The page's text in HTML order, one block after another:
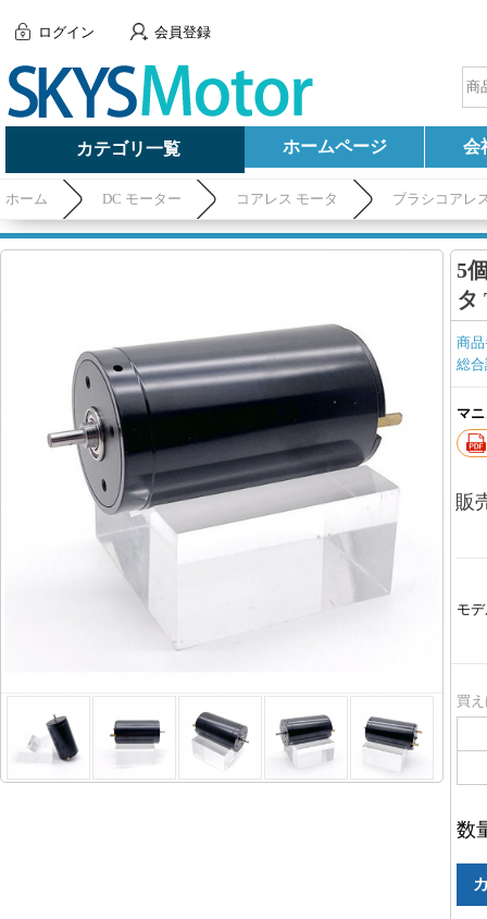
ログイン 会員登録
カテゴリ一覧 ホームページ 会
ホーム DC モーター コアレス モータ ブラシコアレ
5
タ
商
総
マ
販
モ
買
数